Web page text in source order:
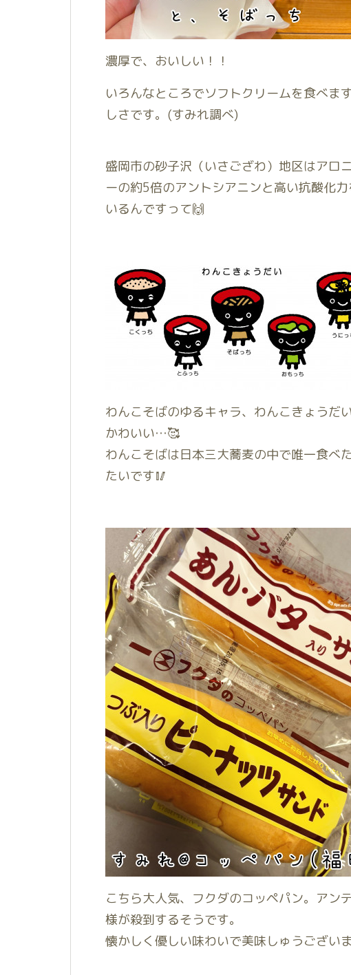
濃厚で、おいしい！！
いろんなところでソフトクリームを食べま
しさです。(すみれ調べ)
盛岡市の砂子沢（いさござわ）地区はアロ
ーの約5倍のアントシアニンと高い抗酸化
いるんですって🙌
わんこそばのゆるキャラ、わんこきょうだい
かわいい…🥰
わんこそばは日本三大蕎麦の中で唯一食べ
たいです🥢
こちら大人気、フクダのコッペパン。アン
様が殺到するそうです。
懐かしく優しい味わいで美味しゅうござい